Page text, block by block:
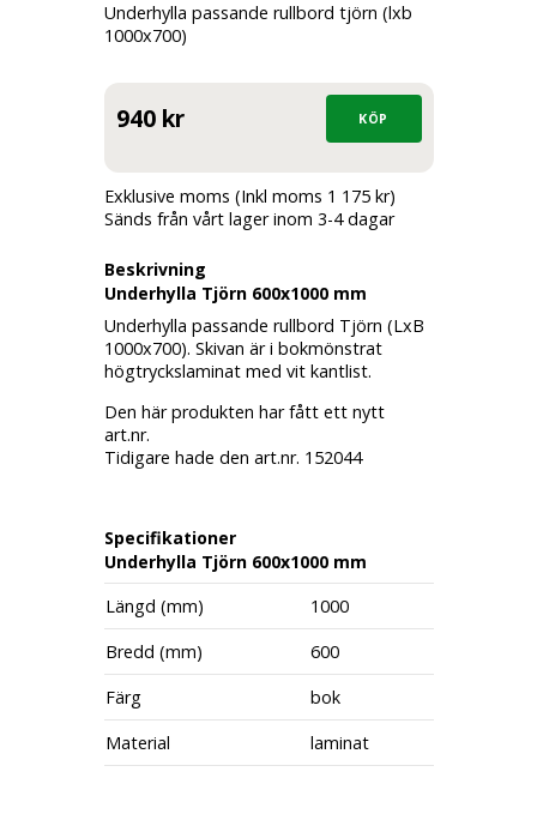
Underhylla passande rullbord tjörn (lxb
1000x700)
940 kr
Exklusive moms (Inkl moms 1 175 kr)
Sänds från vårt lager inom 3-4 dagar
Beskrivning
Underhylla Tjörn 600x1000 mm
Underhylla passande rullbord Tjörn (LxB
1000x700). Skivan är i bokmönstrat
högtryckslaminat med vit kantlist.
Den här produkten har fått ett nytt
art.nr.
Tidigare hade den art.nr. 152044
Specifikationer
Underhylla Tjörn 600x1000 mm
Längd (mm)
1000
Bredd (mm)
600
Färg
bok
Material
laminat